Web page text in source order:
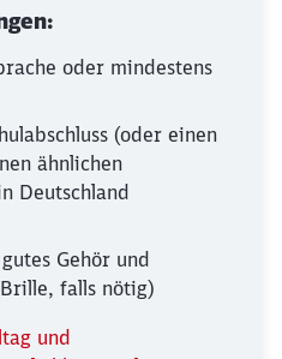
oder mindestens
(oder einen
ähnlichen
Deutschland
Gehör und
falls nötig)
und